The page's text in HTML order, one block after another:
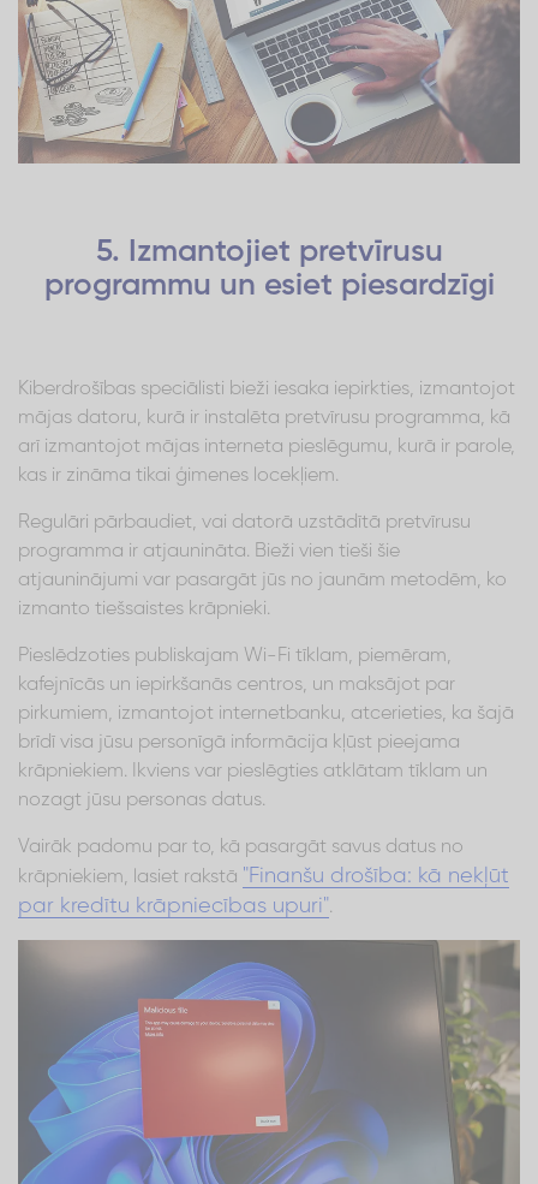
5. Izmantojiet pretvīrusu
programmu un esiet piesardzīgi
Kiberdrošības speciālisti bieži iesaka iepirkties, izmantojot
mājas datoru, kurā ir instalēta pretvīrusu programma, kā
arī izmantojot mājas interneta pieslēgumu, kurā ir parole,
kas ir zināma tikai ģimenes locekļiem.
Regulāri pārbaudiet, vai datorā uzstādītā pretvīrusu
programma ir atjaunināta. Bieži vien tieši šie
atjauninājumi var pasargāt jūs no jaunām metodēm, ko
izmanto tiešsaistes krāpnieki.
Pieslēdzoties publiskajam Wi-Fi tīklam, piemēram,
kafejnīcās un iepirkšanās centros, un maksājot par
pirkumiem, izmantojot internetbanku, atcerieties, ka šajā
brīdī visa jūsu personīgā informācija kļūst pieejama
krāpniekiem. Ikviens var pieslēgties atklātam tīklam un
nozagt jūsu personas datus.
Vairāk padomu par to, kā pasargāt savus datus no
krāpniekiem, lasiet rakstā "Finanšu drošība: kā nekļūt
par kredītu krāpniecības upuri".